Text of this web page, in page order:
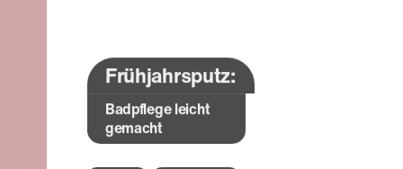
Frühjahrsputz:
Badpflege leicht
gemacht